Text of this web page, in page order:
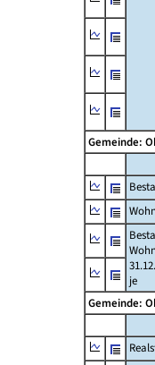
Gemeinde:
je
Gemeinde: